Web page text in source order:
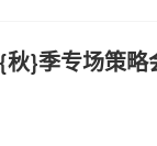
}季专场策